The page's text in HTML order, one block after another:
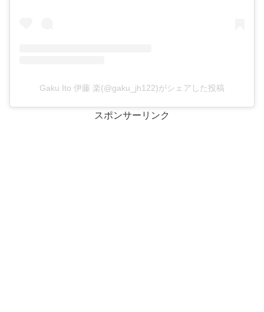
Gaku Ito 伊藤 楽(@gaku_jh122)がシェアした投稿
スポンサーリンク